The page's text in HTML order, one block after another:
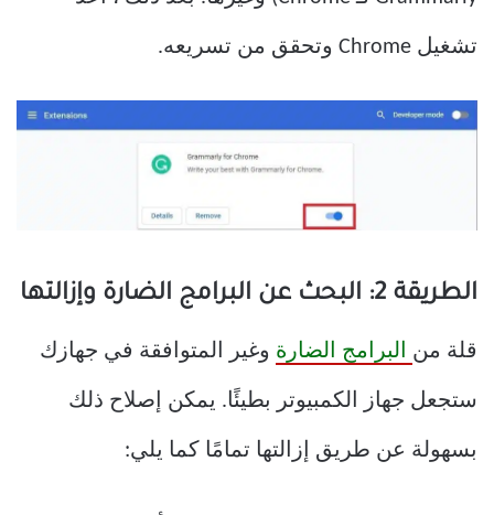
تشغيل Chrome وتحقق من تسريعه.
الطريقة 2: البحث عن البرامج الضارة وإزالتها
قلة من البرامج الضارة وغير المتوافقة في جهازك
ستجعل جهاز الكمبيوتر بطيئًا. يمكن إصلاح ذلك
بسهولة عن طريق إزالتها تمامًا كما يلي: